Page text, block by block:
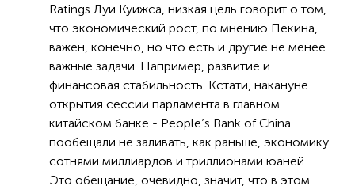
Ratings Луи Куижса, низкая цель говорит о том,
что экономический рост, по мнению Пекина,
важен, конечно, но что есть и другие не менее
важные задачи. Например, развитие и
финансовая стабильность. Кстати, накануне
открытия сессии парламента в главном
китайском банке - People’s Bank of China
пообещали не заливать, как раньше, экономику
сотнями миллиардов и триллионами юаней.
Это обещание, очевидно, значит, что в этом